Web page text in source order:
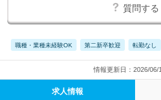
質問する
職種・業種未経験OK 第二新卒歓迎 転勤なし
情報更新日：2026/06/
求人情報